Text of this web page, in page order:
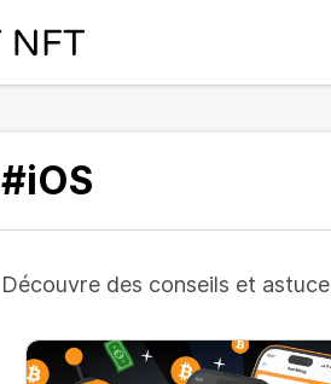
#iOS
Découvre des conseils et